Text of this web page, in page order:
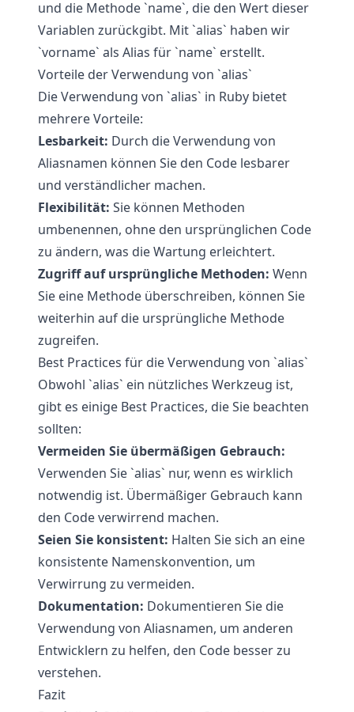
und die Methode `name`, die den Wert dieser
Variablen zurückgibt. Mit `alias` haben wir
`vorname` als Alias für `name` erstellt.
Vorteile der Verwendung von `alias`
Die Verwendung von `alias` in Ruby bietet
mehrere Vorteile:
Lesbarkeit: Durch die Verwendung von
Aliasnamen können Sie den Code lesbarer
und verständlicher machen.
Flexibilität: Sie können Methoden
umbenennen, ohne den ursprünglichen Code
zu ändern, was die Wartung erleichtert.
Zugriff auf ursprüngliche Methoden: Wenn
Sie eine Methode überschreiben, können Sie
weiterhin auf die ursprüngliche Methode
zugreifen.
Best Practices für die Verwendung von `alias`
Obwohl `alias` ein nützliches Werkzeug ist,
gibt es einige Best Practices, die Sie beachten
sollten:
Vermeiden Sie übermäßigen Gebrauch:
Verwenden Sie `alias` nur, wenn es wirklich
notwendig ist. Übermäßiger Gebrauch kann
den Code verwirrend machen.
Seien Sie konsistent: Halten Sie sich an eine
konsistente Namenskonvention, um
Verwirrung zu vermeiden.
Dokumentation: Dokumentieren Sie die
Verwendung von Aliasnamen, um anderen
Entwicklern zu helfen, den Code besser zu
verstehen.
Fazit